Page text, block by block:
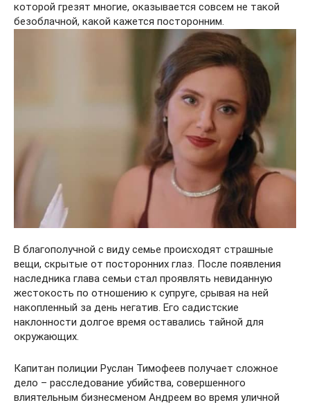
которой грезят многие, оказывается совсем не такой
безоблачной, какой кажется посторонним.
В благополучной с виду семье происходят страшные
вещи, скрытые от посторонних глаз. После появления
наследника глава семьи стал проявлять невиданную
жестокость по отношению к супруге, срывая на ней
накопленный за день негатив. Его садистские
наклонности долгое время оставались тайной для
окружающих.
Капитан полиции Руслан Тимофеев получает сложное
дело – расследование убийства, совершенного
влиятельным бизнесменом Андреем во время уличной